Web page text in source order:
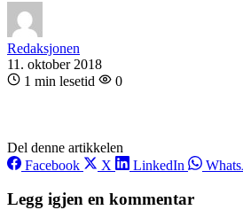
Redaksjonen
11. oktober 2018
1 min lesetid
0
Del denne artikkelen
Facebook
X LinkedIn
Legg igjen en kommentar